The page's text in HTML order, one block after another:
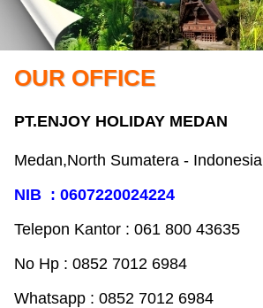
OUR OFFICE
PT.ENJOY HOLIDAY MEDAN
Medan,North Sumatera - Indonesia
NIB : 0607220024224
Telepon Kantor : 061‎ 800 43635
No Hp : 0852 7012 6984
Whatsapp : 0852 7012 6984